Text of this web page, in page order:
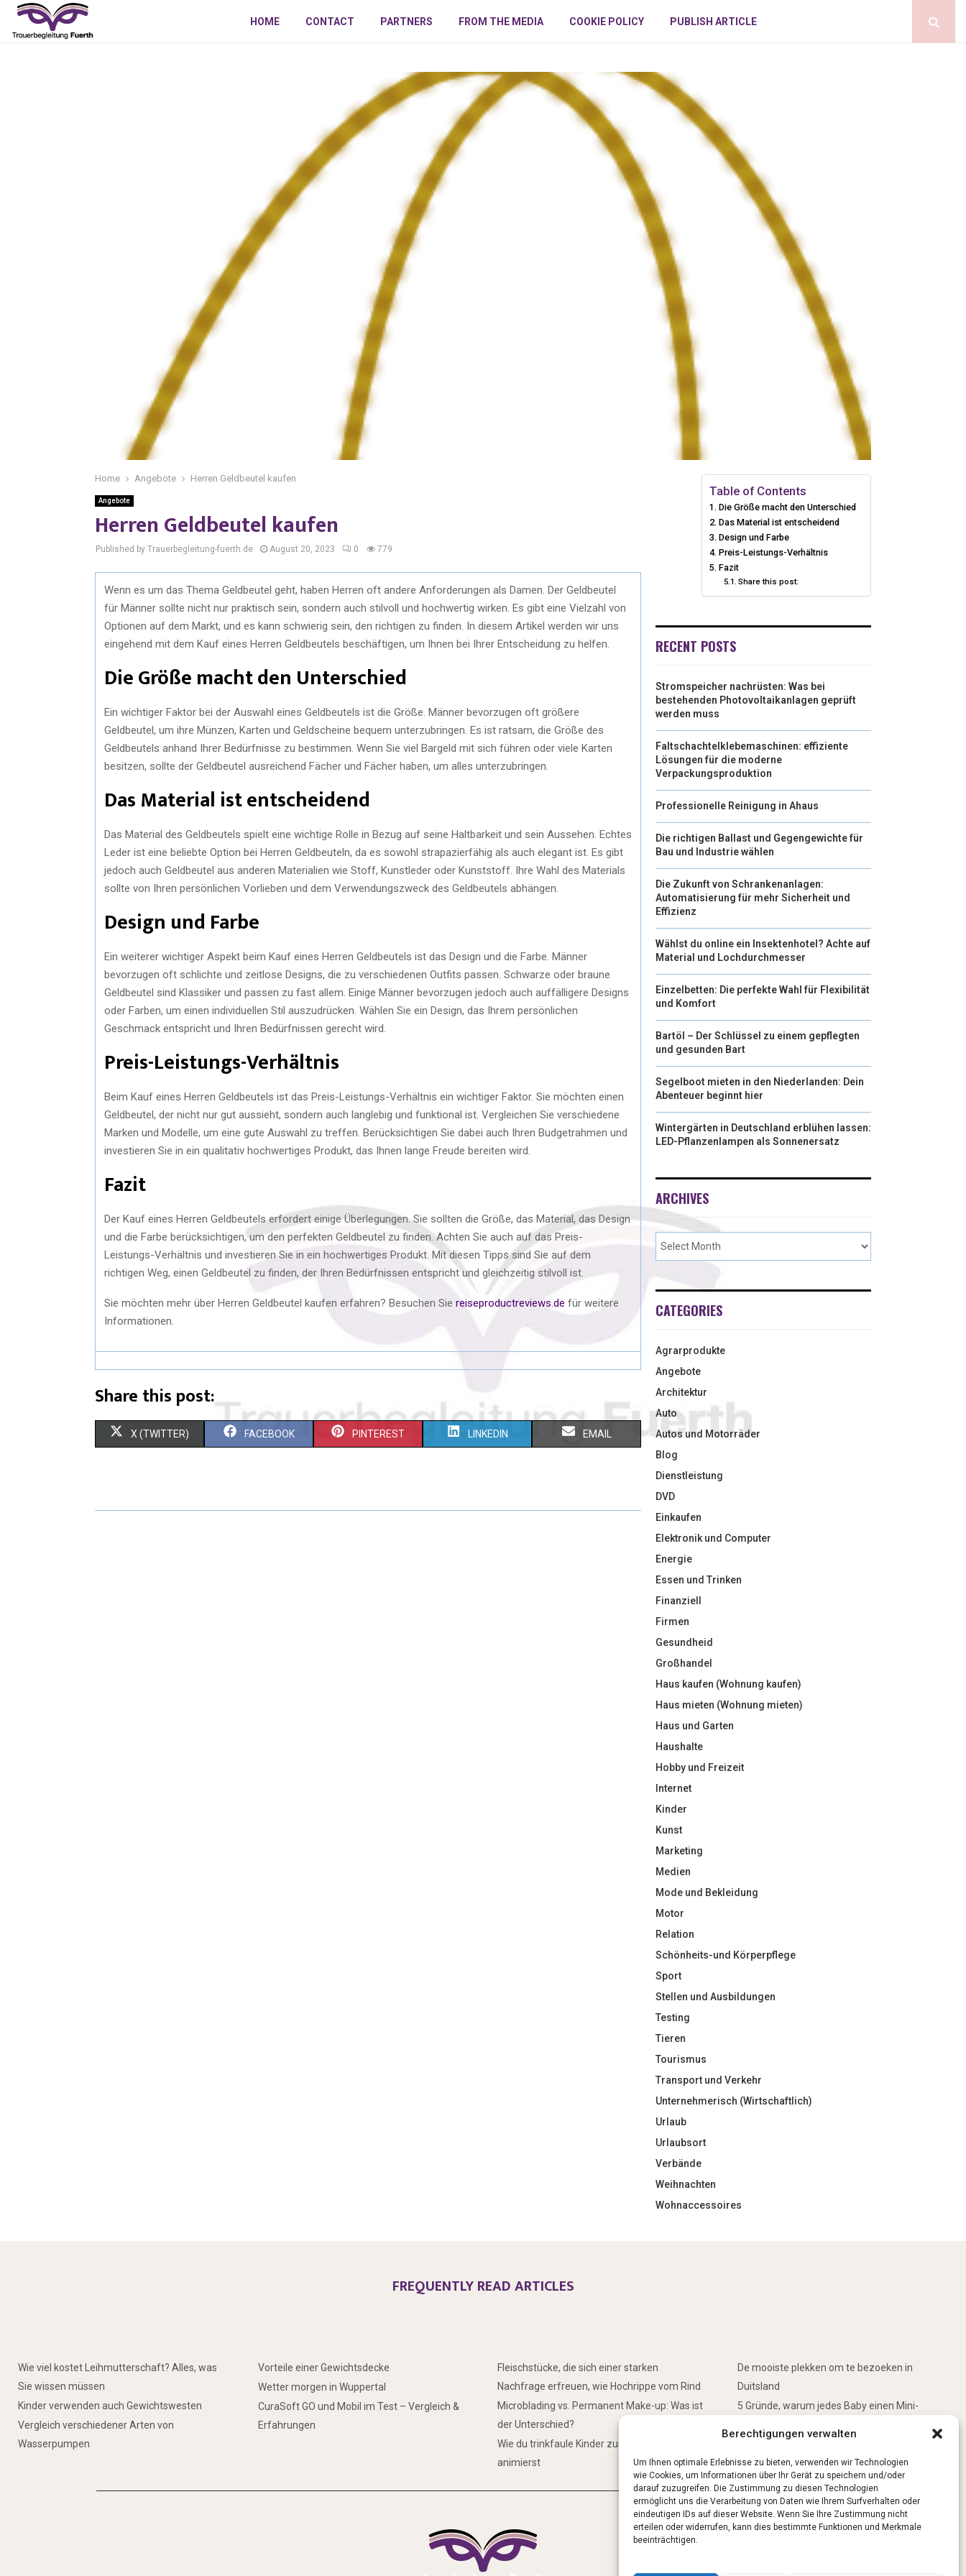
Berechtigungen verwalten
Um Ihnen optimale Erlebnisse zu bieten, verwenden wir Technologien
wie Cookies, um Informationen über Ihr Gerät zu speichern und/oder
darauf zuzugreifen. Die Zustimmung zu diesen Technologien
ermöglicht uns die Verarbeitung von Daten wie Ihrem Surfverhalten oder
eindeutigen IDs auf dieser Website. Wenn Sie Ihre Zustimmung nicht
erteilen oder widerrufen, kann dies bestimmte Funktionen und Merkmale
beeinträchtigen.
HOME CONTACT PARTNERS FROM THE MEDIA COOKIE POLICY PUBLISH ARTICLE
Home Angebote Herren Geldbeutel kaufen
Angebote
Herren Geldbeutel kaufen
Published by Trauerbegleitung-fuerth.de August 20, 2023 0 779
Wenn es um das Thema Geldbeutel geht, haben Herren oft andere Anforderungen als Damen. Der Geldbeutel
für Männer sollte nicht nur praktisch sein, sondern auch stilvoll und hochwertig wirken. Es gibt eine Vielzahl von
Optionen auf dem Markt, und es kann schwierig sein, den richtigen zu finden. In diesem Artikel werden wir uns
eingehend mit dem Kauf eines Herren Geldbeutels beschäftigen, um Ihnen bei Ihrer Entscheidung zu helfen.
Die Größe macht den Unterschied
Ein wichtiger Faktor bei der Auswahl eines Geldbeutels ist die Größe. Männer bevorzugen oft größere
Geldbeutel, um ihre Münzen, Karten und Geldscheine bequem unterzubringen. Es ist ratsam, die Größe des
Geldbeutels anhand Ihrer Bedürfnisse zu bestimmen. Wenn Sie viel Bargeld mit sich führen oder viele Karten
besitzen, sollte der Geldbeutel ausreichend Fächer und Fächer haben, um alles unterzubringen.
Das Material ist entscheidend
Das Material des Geldbeutels spielt eine wichtige Rolle in Bezug auf seine Haltbarkeit und sein Aussehen. Echtes
Leder ist eine beliebte Option bei Herren Geldbeuteln, da es sowohl strapazierfähig als auch elegant ist. Es gibt
jedoch auch Geldbeutel aus anderen Materialien wie Stoff, Kunstleder oder Kunststoff. Ihre Wahl des Materials
sollte von Ihren persönlichen Vorlieben und dem Verwendungszweck des Geldbeutels abhängen.
Design und Farbe
Ein weiterer wichtiger Aspekt beim Kauf eines Herren Geldbeutels ist das Design und die Farbe. Männer
bevorzugen oft schlichte und zeitlose Designs, die zu verschiedenen Outfits passen. Schwarze oder braune
Geldbeutel sind Klassiker und passen zu fast allem. Einige Männer bevorzugen jedoch auch auffälligere Designs
oder Farben, um einen individuellen Stil auszudrücken. Wählen Sie ein Design, das Ihrem persönlichen
Geschmack entspricht und Ihren Bedürfnissen gerecht wird.
Preis-Leistungs-Verhältnis
Beim Kauf eines Herren Geldbeutels ist das Preis-Leistungs-Verhältnis ein wichtiger Faktor. Sie möchten einen
Geldbeutel, der nicht nur gut aussieht, sondern auch langlebig und funktional ist. Vergleichen Sie verschiedene
Marken und Modelle, um eine gute Auswahl zu treffen. Berücksichtigen Sie dabei auch Ihren Budgetrahmen und
investieren Sie in ein qualitativ hochwertiges Produkt, das Ihnen lange Freude bereiten wird.
Fazit
Der Kauf eines Herren Geldbeutels erfordert einige Überlegungen. Sie sollten die Größe, das Material, das Design
und die Farbe berücksichtigen, um den perfekten Geldbeutel zu finden. Achten Sie auch auf das Preis-
Leistungs-Verhältnis und investieren Sie in ein hochwertiges Produkt. Mit diesen Tipps sind Sie auf dem
richtigen Weg, einen Geldbeutel zu finden, der Ihren Bedürfnissen entspricht und gleichzeitig stilvoll ist.
Sie möchten mehr über Herren Geldbeutel kaufen erfahren? Besuchen Sie reiseproductreviews.de für weitere
Informationen.
Share this post:
X (TWITTER) FACEBOOK PINTEREST LINKEDIN EMAIL
Table of Contents
Die Größe macht den Unterschied
Das Material ist entscheidend
Design und Farbe
Preis-Leistungs-Verhältnis
Fazit
Share this post:
RECENT POSTS
Stromspeicher nachrüsten: Was bei
bestehenden Photovoltaikanlagen geprüft
werden muss
Faltschachtelklebemaschinen: effiziente
Lösungen für die moderne
Verpackungsproduktion
Professionelle Reinigung in Ahaus
Die richtigen Ballast und Gegengewichte für
Bau und Industrie wählen
Die Zukunft von Schrankenanlagen:
Automatisierung für mehr Sicherheit und
Effizienz
Wählst du online ein Insektenhotel? Achte auf
Material und Lochdurchmesser
Einzelbetten: Die perfekte Wahl für Flexibilität
und Komfort
Bartöl – Der Schlüssel zu einem gepflegten
und gesunden Bart
Segelboot mieten in den Niederlanden: Dein
Abenteuer beginnt hier
Wintergärten in Deutschland erblühen lassen:
LED-Pflanzenlampen als Sonnenersatz
ARCHIVES
CATEGORIES
Agrarprodukte
Angebote
Architektur
Auto
Autos und Motorräder
Blog
Dienstleistung
DVD
Einkaufen
Elektronik und Computer
Energie
Essen und Trinken
Finanziell
Firmen
Gesundheid
Großhandel
Haus kaufen (Wohnung kaufen)
Haus mieten (Wohnung mieten)
Haus und Garten
Haushalte
Hobby und Freizeit
Internet
Kinder
Kunst
Marketing
Medien
Mode und Bekleidung
Motor
Relation
Schönheits-und Körperpflege
Sport
Stellen und Ausbildungen
Testing
Tieren
Tourismus
Transport und Verkehr
Unternehmerisch (Wirtschaftlich)
Urlaub
Urlaubsort
Verbände
Weihnachten
Wohnaccessoires
FREQUENTLY READ ARTICLES
Wie viel kostet Leihmutterschaft? Alles, was
Sie wissen müssen
Kinder verwenden auch Gewichtswesten
Vergleich verschiedener Arten von
Wasserpumpen
Vorteile einer Gewichtsdecke
Wetter morgen in Wuppertal
CuraSoft GO und Mobil im Test – Vergleich &
Erfahrungen
Fleischstücke, die sich einer starken
Nachfrage erfreuen, wie Hochrippe vom Rind
Microblading vs. Permanent Make-up: Was ist
der Unterschied?
Wie du trinkfaule Kinder zum Trinken
animierst
De mooiste plekken om te bezoeken in
Duitsland
5 Gründe, warum jedes Baby einen Mini-